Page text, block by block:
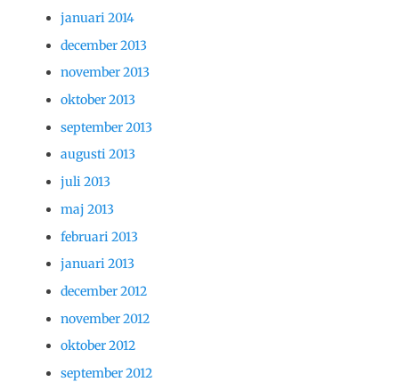
januari 2014
december 2013
november 2013
oktober 2013
september 2013
augusti 2013
juli 2013
maj 2013
februari 2013
januari 2013
december 2012
november 2012
oktober 2012
september 2012